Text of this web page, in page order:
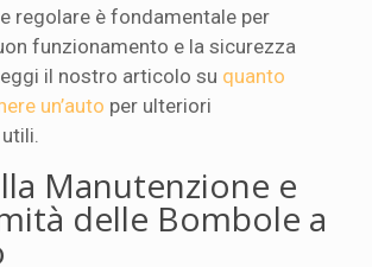
regolare è fondamentale per
funzionamento e la sicurezza
il nostro articolo su quanto
un’auto per ulteriori
Manutenzione e
delle Bombole a